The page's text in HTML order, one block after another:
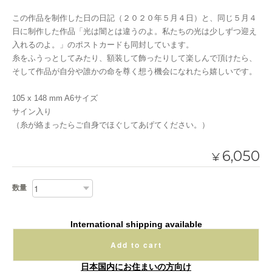
この作品を制作した日の日記（２０２０年５月４日）と、同じ５月４
日に制作した作品「光は闇とは違うのよ。私たちの光は少しずつ迎え
入れるのよ。」のポストカードも同封しています。
糸をふうっとしてみたり、額装して飾ったりして楽しんで頂けたら、
そして作品が自分や誰かの命を尊く想う機会になれたら嬉しいです。
105 x 148 mm A6サイズ
サイン入り
（糸が絡まったらご自身でほぐしてあげてください。）
¥ 6,050
数量
International shipping available
Add to cart
日本国内にお住まいの方向け